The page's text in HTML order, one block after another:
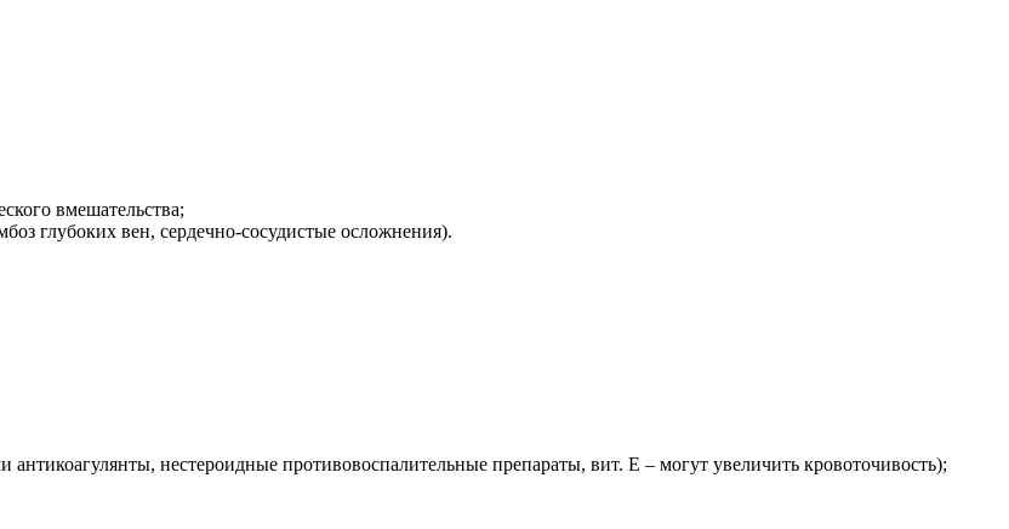
вмешательства;
глубоких вен, сердечно-сосудистые осложнения).
нестероидные противовоспалительные препараты, вит. Е – могут увеличить кровоточивость);